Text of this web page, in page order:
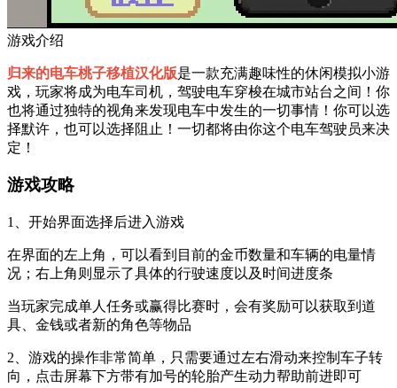
游戏介绍
归来的电车桃子移植汉化版是一款充满趣味性的休闲模拟小游
戏，玩家将成为电车司机，驾驶电车穿梭在城市站台之间！你
也将通过独特的视角来发现电车中发生的一切事情！你可以选
择默许，也可以选择阻止！一切都将由你这个电车驾驶员来决
定！
游戏攻略
1、开始界面选择后进入游戏
在界面的左上角，可以看到目前的金币数量和车辆的电量情
况；右上角则显示了具体的行驶速度以及时间进度条
当玩家完成单人任务或赢得比赛时，会有奖励可以获取到道
具、金钱或者新的角色等物品
2、游戏的操作非常简单，只需要通过左右滑动来控制车子转
向，点击屏幕下方带有加号的轮胎产生动力帮助前进即可